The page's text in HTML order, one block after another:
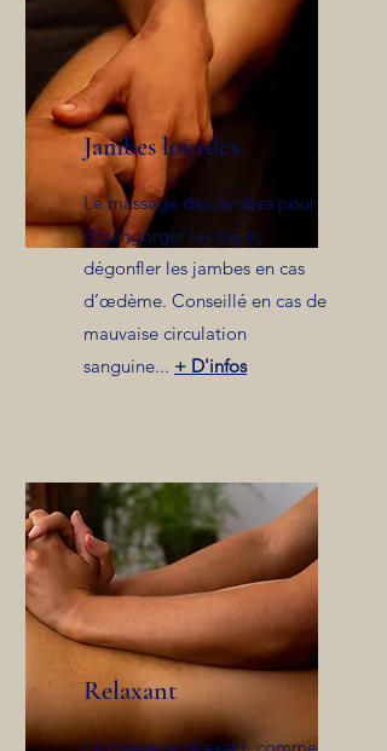
Jambes lourdes
Le massage des jambes pour
désengorger les tissus,
dégonfler les jambes en cas
d’œdème. Conseillé en cas de
mauvaise circulation
sanguine... + D'infos
Relaxant